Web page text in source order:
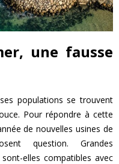
une fausse
populations se trouvent
Pour répondre à cette
de nouvelles usines de
question. Grandes
elles compatibles avec